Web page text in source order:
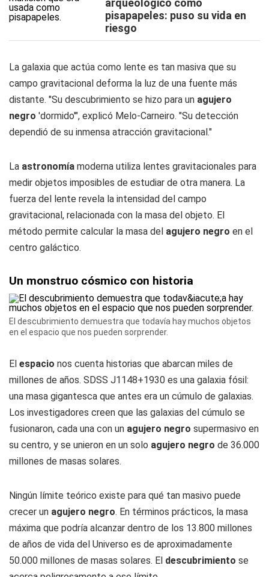
arqueológico como
pisapapeles: puso su vida en
riesgo
La galaxia que actúa como lente es tan masiva que su
campo gravitacional deforma la luz de una fuente más
distante. "Su descubrimiento se hizo para un agujero
negro 'dormido'", explicó Melo-Carneiro. "Su detección
dependió de su inmensa atracción gravitacional."
La astronomía moderna utiliza lentes gravitacionales para
medir objetos imposibles de estudiar de otra manera. La
fuerza del lente revela la intensidad del campo
gravitacional, relacionada con la masa del objeto. El
método permite calcular la masa del agujero negro en el
centro galáctico.
Un monstruo cósmico con historia
El descubrimiento demuestra que todavía hay muchos objetos
en el espacio que nos pueden sorprender.
El espacio nos cuenta historias que abarcan miles de
millones de años. SDSS J1148+1930 es una galaxia fósil:
una masa gigantesca que antes era un cúmulo de galaxias.
Los investigadores creen que las galaxias del cúmulo se
fusionaron, cada una con un agujero negro supermasivo en
su centro, y se unieron en un solo agujero negro de 36.000
millones de masas solares.
Ningún límite teórico existe para qué tan masivo puede
crecer un agujero negro. En términos prácticos, la masa
máxima que podría alcanzar dentro de los 13.800 millones
de años de vida del Universo es de aproximadamente
50.000 millones de masas solares. El descubrimiento se